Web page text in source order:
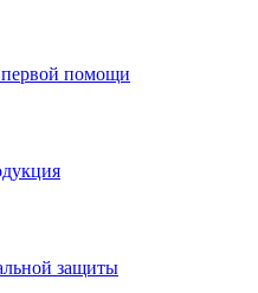
первой помощи
защиты